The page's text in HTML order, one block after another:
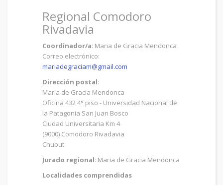
Regional Comodoro
Rivadavia
Coordinador/a: Maria de Gracia Mendonca
Correo electrónico:
mariadegraciam@gmail.com
Dirección postal:
Maria de Gracia Mendonca
Oficina 432 4° piso - Universidad Nacional de
la Patagonia San Juan Bosco
Ciudad Universitaria Km 4
(9000) Comodoro Rivadavia
Chubut
Jurado regional: Maria de Gracia Mendonca
Localidades comprendidas